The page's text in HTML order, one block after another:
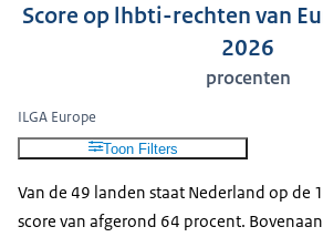
Score op lhbti-rechten van
2026
procenten
ILGA Europe
Toon Filters
Van de 49 landen staat Nederland op de
score van afgerond 64 procent.